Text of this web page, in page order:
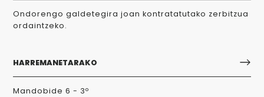
Ondorengo galdetegira joan kontratatutako zerbitzua
ordaintzeko.
HARREMANETARAKO
Mandobide 6 - 3º